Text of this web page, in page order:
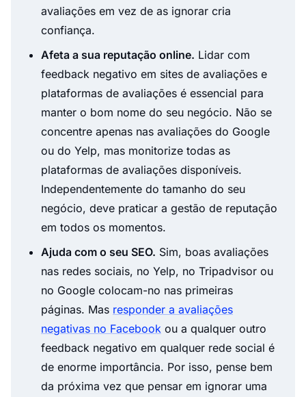
avaliações em vez de as ignorar cria
confiança.
Afeta a sua reputação online. Lidar com
feedback negativo em sites de avaliações e
plataformas de avaliações é essencial para
manter o bom nome do seu negócio. Não se
concentre apenas nas avaliações do Google
ou do Yelp, mas monitorize todas as
plataformas de avaliações disponíveis.
Independentemente do tamanho do seu
negócio, deve praticar a gestão de reputação
em todos os momentos.
Ajuda com o seu SEO. Sim, boas avaliações
nas redes sociais, no Yelp, no Tripadvisor ou
no Google colocam-no nas primeiras
páginas. Mas responder a avaliações
negativas no Facebook ou a qualquer outro
feedback negativo em qualquer rede social é
de enorme importância. Por isso, pense bem
da próxima vez que pensar em ignorar uma